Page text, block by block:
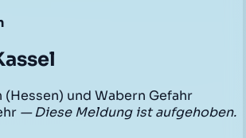
und Wabern Gefahr
— Diese Meldung ist aufgehoben.